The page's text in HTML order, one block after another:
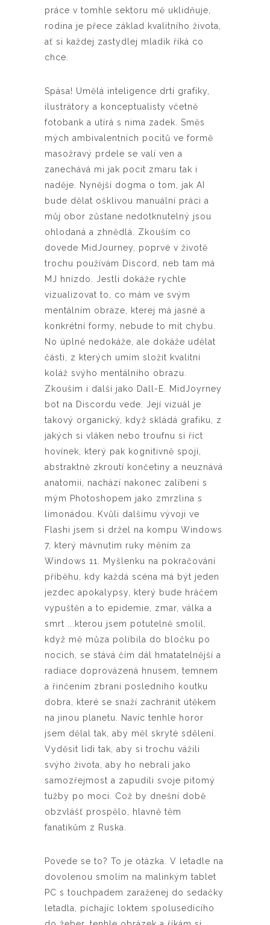
práce v tomhle sektoru mě uklidňuje,
rodina je přece základ kvalitního života,
ať si každej zastydlej mladík říká co
chce.
Spása! Umělá inteligence drtí grafiky,
ilustrátory a konceptualisty včetně
fotobank a utírá s nima zadek. Směs
mých ambivalentních pocitů ve formě
masožravý prdele se valí ven a
zanechává mi jak pocit zmaru tak i
naděje. Nynější dogma o tom, jak AI
bude dělat ošklivou manuální práci a
můj obor zůstane nedotknutelný jsou
ohlodaná a zhnědlá. Zkouším co
dovede MidJourney, poprvé v životě
trochu používám Discord, neb tam má
MJ hnízdo. Jestli dokáže rychle
vizualizovat to, co mám ve svým
mentálním obraze, kterej má jasné a
konkrétní formy, nebude to mít chybu.
No úplně nedokáže, ale dokáže udělat
části, z kterých umím složit kvalitní
koláž svýho mentálního obrazu.
Zkouším i další jako Dall-E. MidJoyrney
bot na Discordu vede. Její vizuál je
takový organický, když skládá grafiku, z
jakých si vláken nebo troufnu si říct
hovínek, který pak kognitivně spojí,
abstraktně zkroutí končetiny a neuznává
anatomii, nachází nakonec zalíbení s
mým Photoshopem jako zmrzlina s
limonádou. Kvůli dalšímu vývoji ve
Flashi jsem si držel na kompu Windows
7, který mávnutím ruky měním za
Windows 11. Myšlenku na pokračování
příběhu, kdy každá scéna má být jeden
jezdec apokalypsy, který bude hráčem
vypuštěn a to epidemie, zmar, válka a
smrt ...kterou jsem potutelně smolil,
když mě můza políbila do bločku po
nocích, se stává čím dál hmatatelnější a
radiace doprovázená hnusem, temnem
a řinčením zbraní posledního koutku
dobra, které se snaží zachránit útěkem
na jinou planetu. Navíc tenhle horor
jsem dělal tak, aby měl skryté sdělení.
Vyděsit lidi tak, aby si trochu vážili
svýho života, aby ho nebrali jako
samozřejmost a zapudili svoje pitomý
tužby po moci. Což by dnešní době
obzvlášť prospělo, hlavně těm
fanatikům z Ruska.
Povede se to? To je otázka. V letadle na
dovolenou smolím na malinkým tablet
PC s touchpadem zaraženej do sedačky
letadla, píchajíc loktem spolusedícího